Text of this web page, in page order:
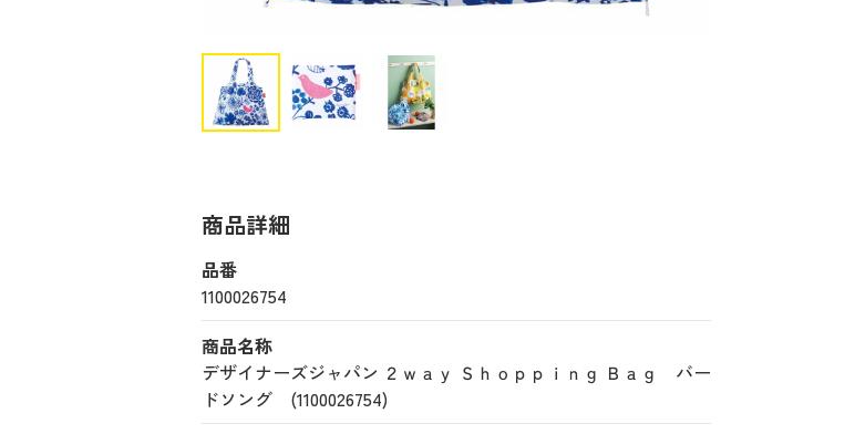
商品詳細
品番
1100026754
商品名称
デザイナーズジャパン ２ｗａｙ Ｓｈｏｐｐｉｎｇ Ｂａｇ バー
ドソング (1100026754)